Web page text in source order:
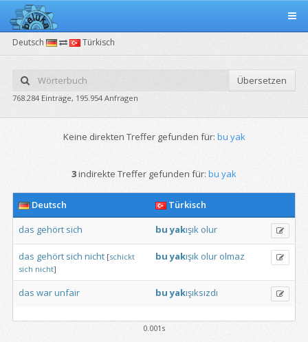
Deutsch Türkisch
Übersetzen
768.284 Einträge, 195.954 Anfragen
Keine direkten Treffer gefunden für: bu yak
3indirekte Treffer gefunden für: bu yak
Deutsch
Türkisch
das gehört sich bu yakışık olur
das gehört sich nicht [schickt
sich nicht]
bu yakışık olur olmaz
das warunfair bu yakışıksızdı
0.001s